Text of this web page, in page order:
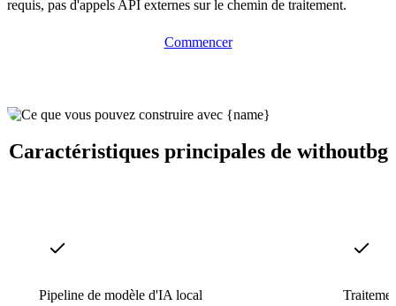
requis, pas d'appels API externes sur le chemin de traitement.
Commencer
Caractéristiques principales de withoutbg
Pipeline de modèle d'IA local